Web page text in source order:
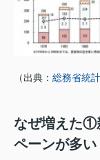
（出典： 総務省統
なぜ増えた①
ペーンが多い